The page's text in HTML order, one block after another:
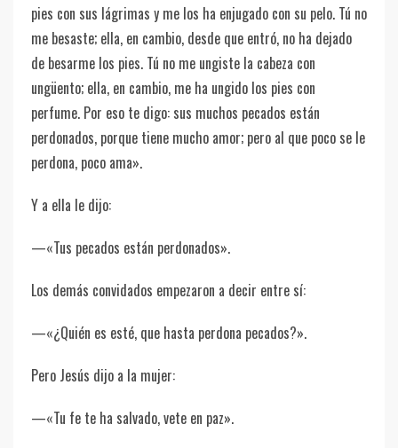
pies con sus lágrimas y me los ha enjugado con su pelo. Tú no
me besaste; ella, en cambio, desde que entró, no ha dejado
de besarme los pies. Tú no me ungiste la cabeza con
ungüento; ella, en cambio, me ha ungido los pies con
perfume. Por eso te digo: sus muchos pecados están
perdonados, porque tiene mucho amor; pero al que poco se le
perdona, poco ama».
Y a ella le dijo:
—«Tus pecados están perdonados».
Los demás convidados empezaron a decir entre sí:
—«¿Quién es esté, que hasta perdona pecados?».
Pero Jesús dijo a la mujer:
—«Tu fe te ha salvado, vete en paz».